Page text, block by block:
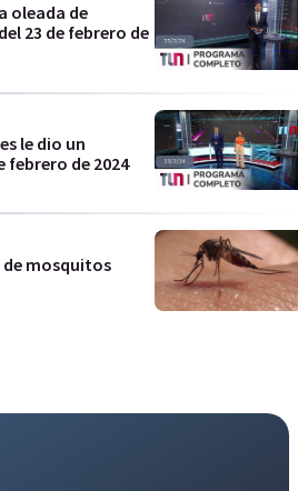
oleada de
23 de febrero de
le dio un
febrero de 2024
mosquitos